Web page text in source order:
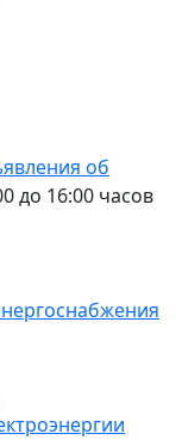
об
до 16:00 часов